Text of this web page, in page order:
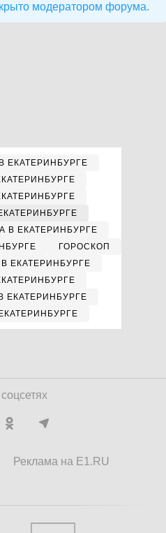
модератором форума.
ЕКАТЕРИНБУРГЕ
В ЕКАТЕРИНБУРГЕ
ГОРОСКОП
ЕКАТЕРИНБУРГЕ
ЕКАТЕРИНБУРГЕ
Реклама на E1.RU